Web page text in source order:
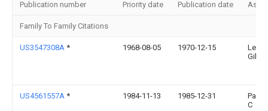
Publication number Priority date Publication date
Family To Family Citations
US3547308A * 1968-08-05 1970-12-15
US4561557A * 1984-11-13 1985-12-31
Park
C